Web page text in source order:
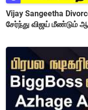
Vijay Sangeetha
சேர்ந்து விஜய்